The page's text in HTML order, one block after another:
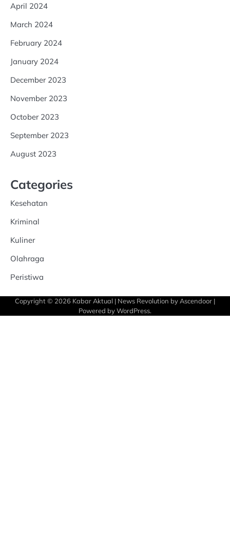
April 2024
March 2024
February 2024
January 2024
December 2023
November 2023
October 2023
September 2023
August 2023
Categories
Kesehatan
Kriminal
Kuliner
Olahraga
Peristiwa
Copyright © 2026 Kabar Aktual | News Revolution by Ascendoor |
Powered byWordPress.